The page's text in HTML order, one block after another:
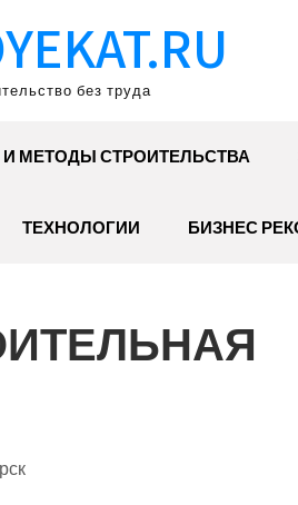
без труда
МЕТОДЫ СТРОИТЕЛЬСТВА
ТЕХНОЛОГИИ БИЗНЕС